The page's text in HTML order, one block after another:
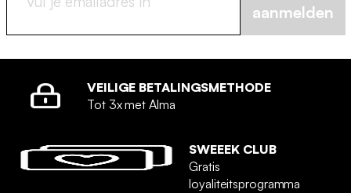
aanmelden
VEILIGE BETALINGSMETHODE
Tot 3x met Alma
SWEEEK CLUB
Gratis
loyaliteitsprogramma